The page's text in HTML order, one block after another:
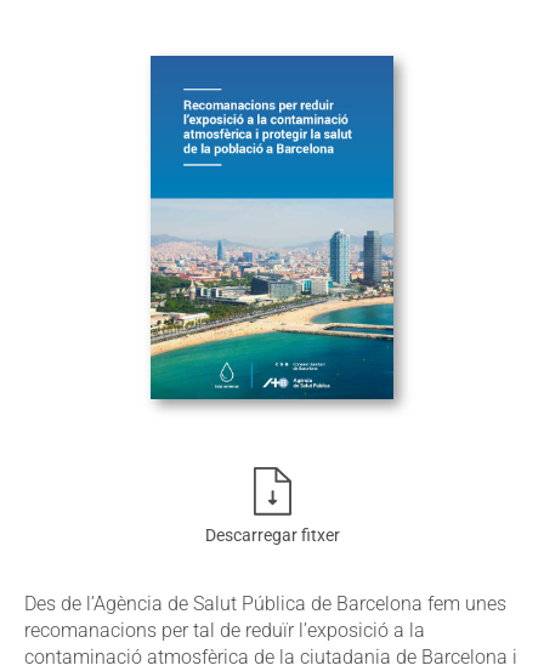
Descarregar fitxer
Des de l’Agència de Salut Pública de Barcelona fem unes
recomanacions per tal de reduïr l’exposició a la
contaminació atmosfèrica de la ciutadania de Barcelona i